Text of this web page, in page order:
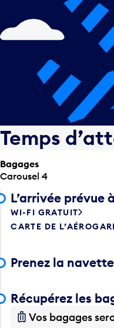
Temps
Bagages
Carousel 4
L’arrivée prévue
WI-FI GRATUIT
CARTE DE
Prenez la navette
Récupérez les
Vos bagages